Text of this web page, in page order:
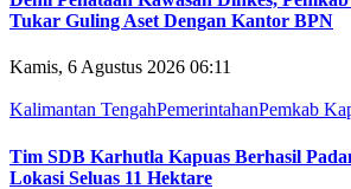
Tukar Guling Aset Dengan Kantor BPN
Kamis, 6 Agustus 2026 06:11
Kalimantan TengahPemerintahanPemkab
Tim SDB Karhutla Kapuas Berhasil
Lokasi Seluas 11 Hektare